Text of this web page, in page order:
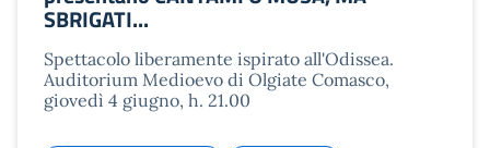
SBRIGATI...
Spettacolo liberamente ispirato all'Odissea.
Auditorium Medioevo di Olgiate Comasco,
giovedì 4 giugno, h. 21.00